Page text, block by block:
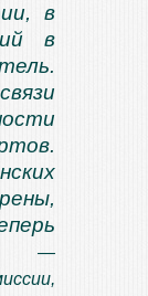
в
в
—